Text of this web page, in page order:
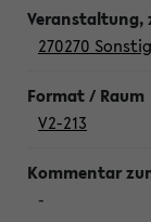
270270
V2-213
-